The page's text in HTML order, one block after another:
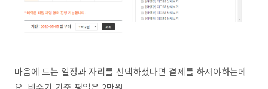
마음에 드는 일정과 자리를 선택하셨다면 결제를 하셔야하는데